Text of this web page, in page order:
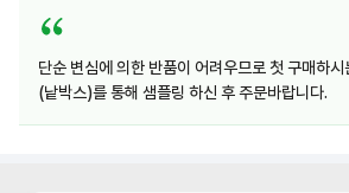
단순 변심에 의한 반품이 어려우므로 첫 구매하
(낱박스)를 통해 샘플링 하신 후 주문바랍니다.